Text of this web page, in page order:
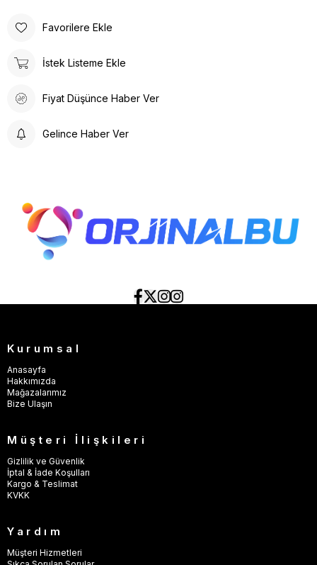
Favorilere Ekle
İstek Listeme Ekle
Fiyat Düşünce Haber Ver
Gelince Haber Ver
Kurumsal
Anasayfa
Hakkımızda
Mağazalarımız
Bize Ulaşın
Müşteri İlişkileri
Gizlilik ve Güvenlik
İptal & İade Koşulları
Kargo & Teslimat
KVKK
Yardım
Müşteri Hizmetleri